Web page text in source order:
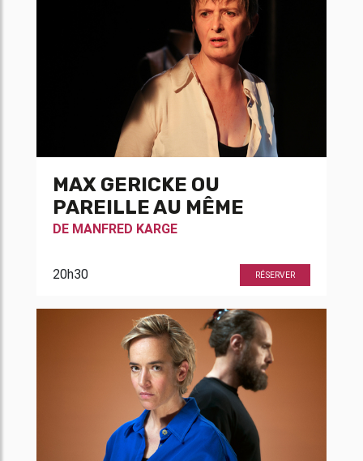
MAX GERICKE OU
PAREILLE AU MÊME
DE MANFRED KARGE
20h30 RÉSERVER